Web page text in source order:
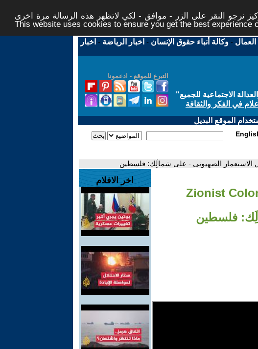
نرجو النقر على الزر - موافق - لكي لاتظهر هذه الرسالة مرة اخرى -
This website uses cookies to ensure you get the best experience
العمال -وكالة أنباء حقوق الإنسان - اخبار الرياضة - اخبار
التبرع للموقع - ادعمونا
الاجتماعية للجميع"
في الفكر والثقافة
الموقع البديل
- Zionist
اخر الافلام